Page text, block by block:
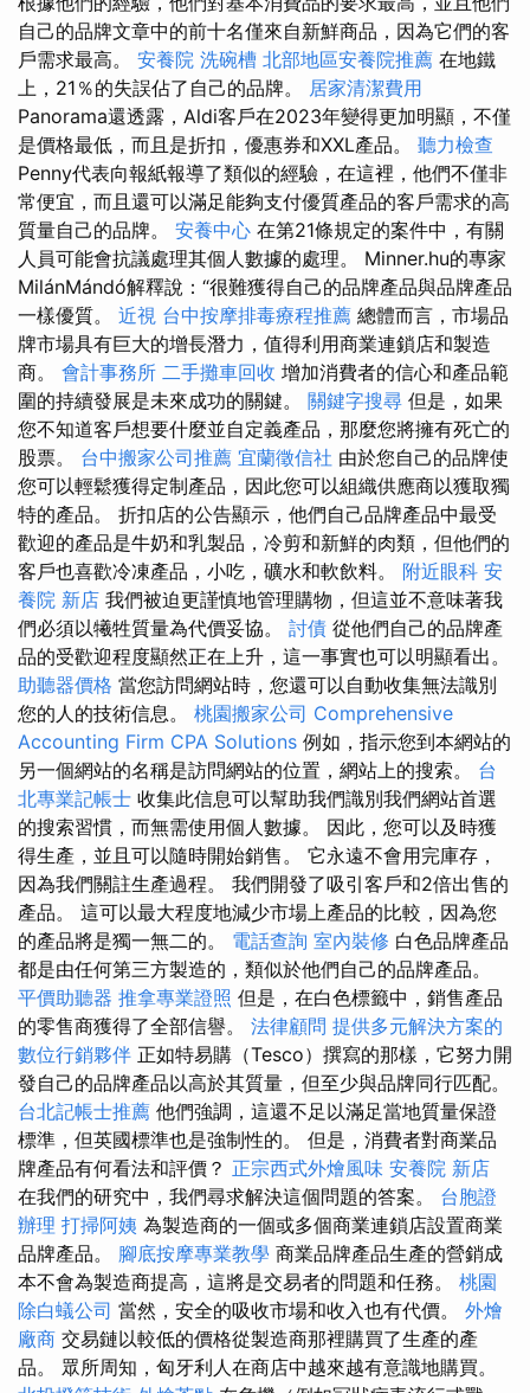
自己的品牌文章中的前十名僅來自新鮮商品，因為它們的客
戶需求最高。 安養院 洗碗槽 北部地區安養院推薦 在地鐵
上，21％的失誤佔了自己的品牌。 居家清潔費用
Panorama還透露，Aldi客戶在2023年變得更加明顯，不僅
是價格最低，而且是折扣，優惠券和XXL產品。 聽力檢查
Penny代表向報紙報導了類似的經驗，在這裡，他們不僅非
常便宜，而且還可以滿足能夠支付優質產品的客戶需求的高
質量自己的品牌。 安養中心 在第21條規定的案件中，有關
人員可能會抗議處理其個人數據的處理。 Minner.hu的專家
MilánMándó解釋說：“很難獲得自己的品牌產品與品牌產品
一樣優質。 近視 台中按摩排毒療程推薦 總體而言，市場品
牌市場具有巨大的增長潛力，值得利用商業連鎖店和製造
商。 會計事務所 二手攤車回收 增加消費者的信心和產品範
圍的持續發展是未來成功的關鍵。 關鍵字搜尋 但是，如果
您不知道客戶想要什麼並自定義產品，那麼您將擁有死亡的
股票。 台中搬家公司推薦 宜蘭徵信社 由於您自己的品牌使
您可以輕鬆獲得定制產品，因此您可以組織供應商以獲取獨
特的產品。 折扣店的公告顯示，他們自己品牌產品中最受
歡迎的產品是牛奶和乳製品，冷剪和新鮮的肉類，但他們的
客戶也喜歡冷凍產品，小吃，礦水和軟飲料。 附近眼科 安
養院 新店 我們被迫更謹慎地管理購物，但這並不意味著我
們必須以犧牲質量為代價妥協。 討債 從他們自己的品牌產
品的受歡迎程度顯然正在上升，這一事實也可以明顯看出。
助聽器價格 當您訪問網站時，您還可以自動收集無法識別
您的人的技術信息。 桃園搬家公司 Comprehensive
Accounting Firm CPA Solutions 例如，指示您到本網站的
另一個網站的名稱是訪問網站的位置，網站上的搜索。 台
北專業記帳士 收集此信息可以幫助我們識別我們網站首選
的搜索習慣，而無需使用個人數據。 因此，您可以及時獲
得生產，並且可以隨時開始銷售。 它永遠不會用完庫存，
因為我們關註生產過程。 我們開發了吸引客戶和2倍出售的
產品。 這可以最大程度地減少市場上產品的比較，因為您
的產品將是獨一無二的。 電話查詢 室內裝修 白色品牌產品
都是由任何第三方製造的，類似於他們自己的品牌產品。
平價助聽器 推拿專業證照 但是，在白色標籤中，銷售產品
的零售商獲得了全部信譽。 法律顧問 提供多元解決方案的
數位行銷夥伴 正如特易購（Tesco）撰寫的那樣，它努力開
發自己的品牌產品以高於其質量，但至少與品牌同行匹配。
台北記帳士推薦 他們強調，這還不足以滿足當地質量保證
標準，但英國標準也是強制性的。 但是，消費者對商業品
牌產品有何看法和評價？ 正宗西式外燴風味 安養院 新店
在我們的研究中，我們尋求解決這個問題的答案。 台胞證
辦理 打掃阿姨 為製造商的一個或多個商業連鎖店設置商業
品牌產品。 腳底按摩專業教學 商業品牌產品生產的營銷成
本不會為製造商提高，這將是交易者的問題和任務。 桃園
除白蟻公司 當然，安全的吸收市場和收入也有代價。 外燴
廠商 交易鏈以較低的價格從製造商那裡購買了生產的產
品。 眾所周知，匈牙利人在商店中越來越有意識地購買。